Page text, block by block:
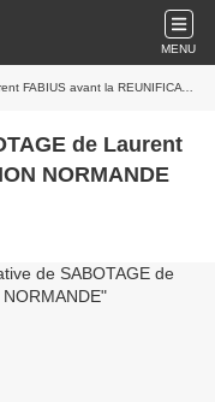
MENU
la REUNIFICATION NORMANDE
de Laurent
NORMANDE